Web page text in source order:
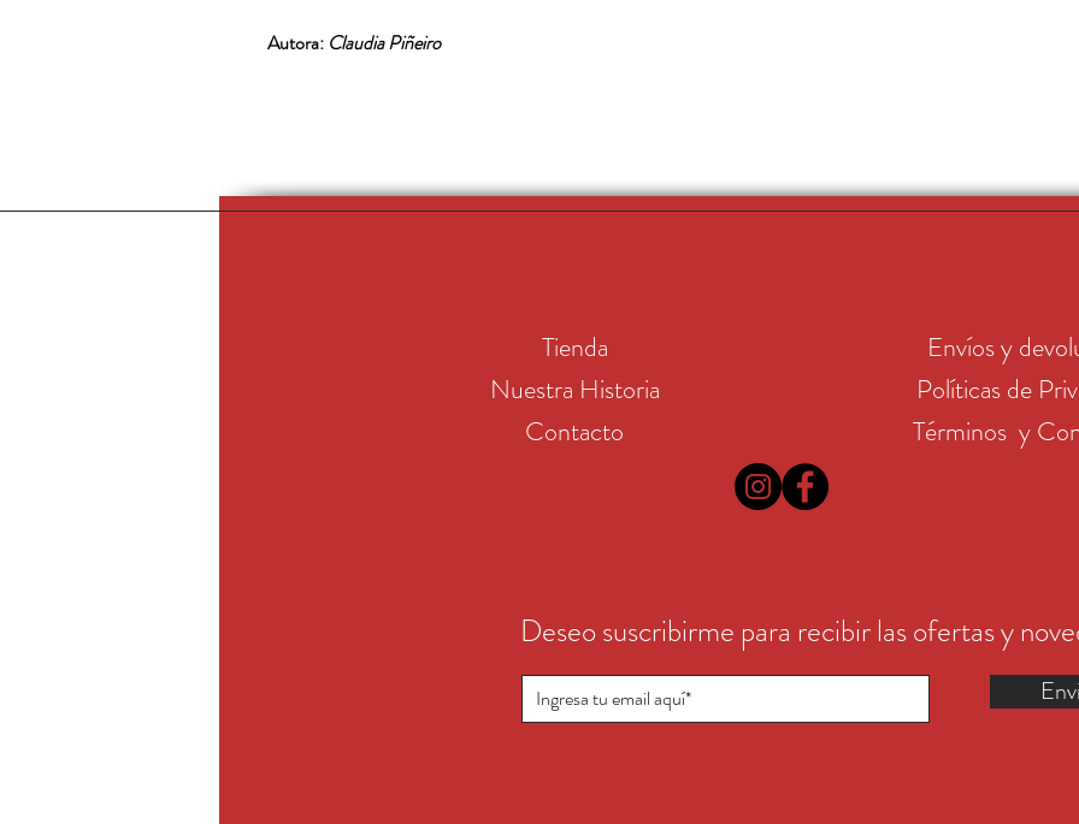
Autora: Claudia Piñeiro
Tienda
Nuestra Historia
Contacto
Envíos y
Políticas de
Términos y
Deseo suscribirme para recibir las ofertas y